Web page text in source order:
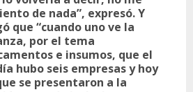
de nada”, expresó. Y
que “cuando uno ve la
por el tema
e insumos, que el
hubo seis empresas y hoy
se presentaron a la